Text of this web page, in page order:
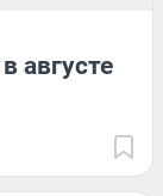
августе